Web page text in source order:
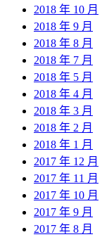
2018 年 10 月
2018 年 9 月
2018 年 8 月
2018 年 7 月
2018 年 5 月
2018 年 4 月
2018 年 3 月
2018 年 2 月
2018 年 1 月
2017 年 12 月
2017 年 11 月
2017 年 10 月
2017 年 9 月
2017 年 8 月